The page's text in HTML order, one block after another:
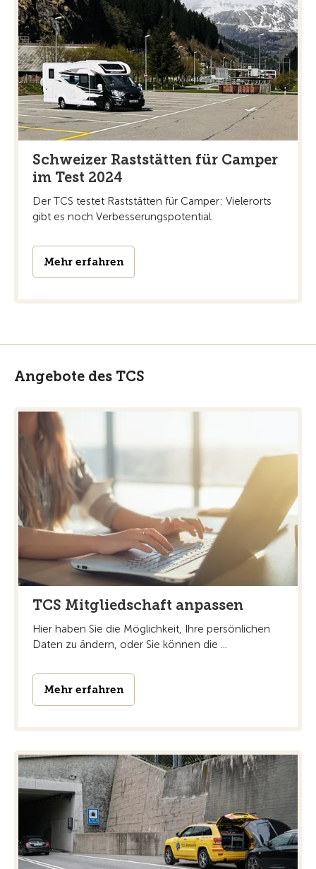
Schweizer Raststätten für Camper
im Test 2024
Der TCS testet Raststätten für Camper: Vielerorts
gibt es noch Verbesserungspotential.
Mehr erfahren
Angebote des TCS
TCS Mitgliedschaft anpassen
Hier haben Sie die Möglichkeit, Ihre persönlichen
Daten zu ändern, oder Sie können die ...
Mehr erfahren